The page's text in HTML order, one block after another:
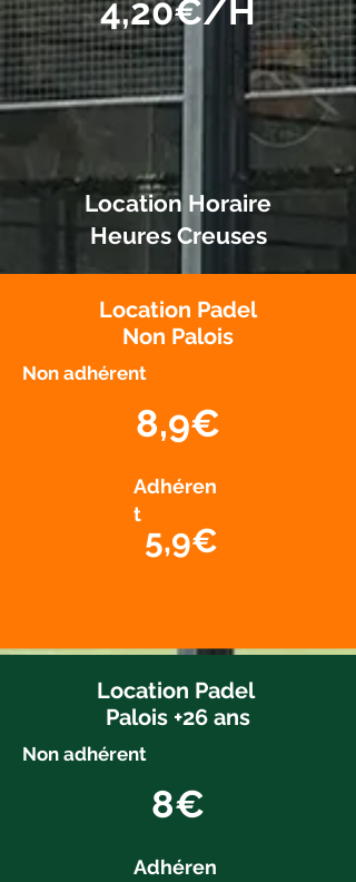
4,20€/H
Location Horaire
Heures Creuses
Location Padel
Non Palois
Non adhérent
8,9€
Adhéren
t
5,9€
Location Padel
Palois +26 ans
Non adhérent
8€
Adhéren